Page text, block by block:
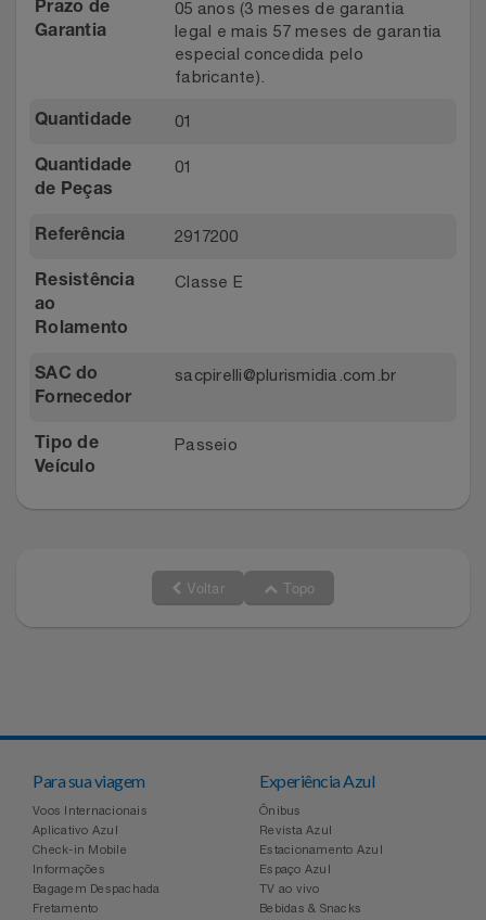
Prazo de
Garantia
05 anos (3 meses de garantia
legal e mais 57 meses de garantia
especial concedida pelo
fabricante).
Quantidade 01
Quantidade
de Peças
01
Referência 2917200
Resistência
ao
Rolamento
Classe E
SAC do
Fornecedor
sacpirelli@plurismidia.com.br
Tipo de
Veículo
Passeio
Voltar Topo
Para sua viagem
Voos Internacionais
Aplicativo Azul
Check-in Mobile
Informações
Bagagem Despachada
Fretamento
Experiência Azul
Ônibus
Revista Azul
Estacionamento Azul
Espaço Azul
TV ao vivo
Bebidas & Snacks